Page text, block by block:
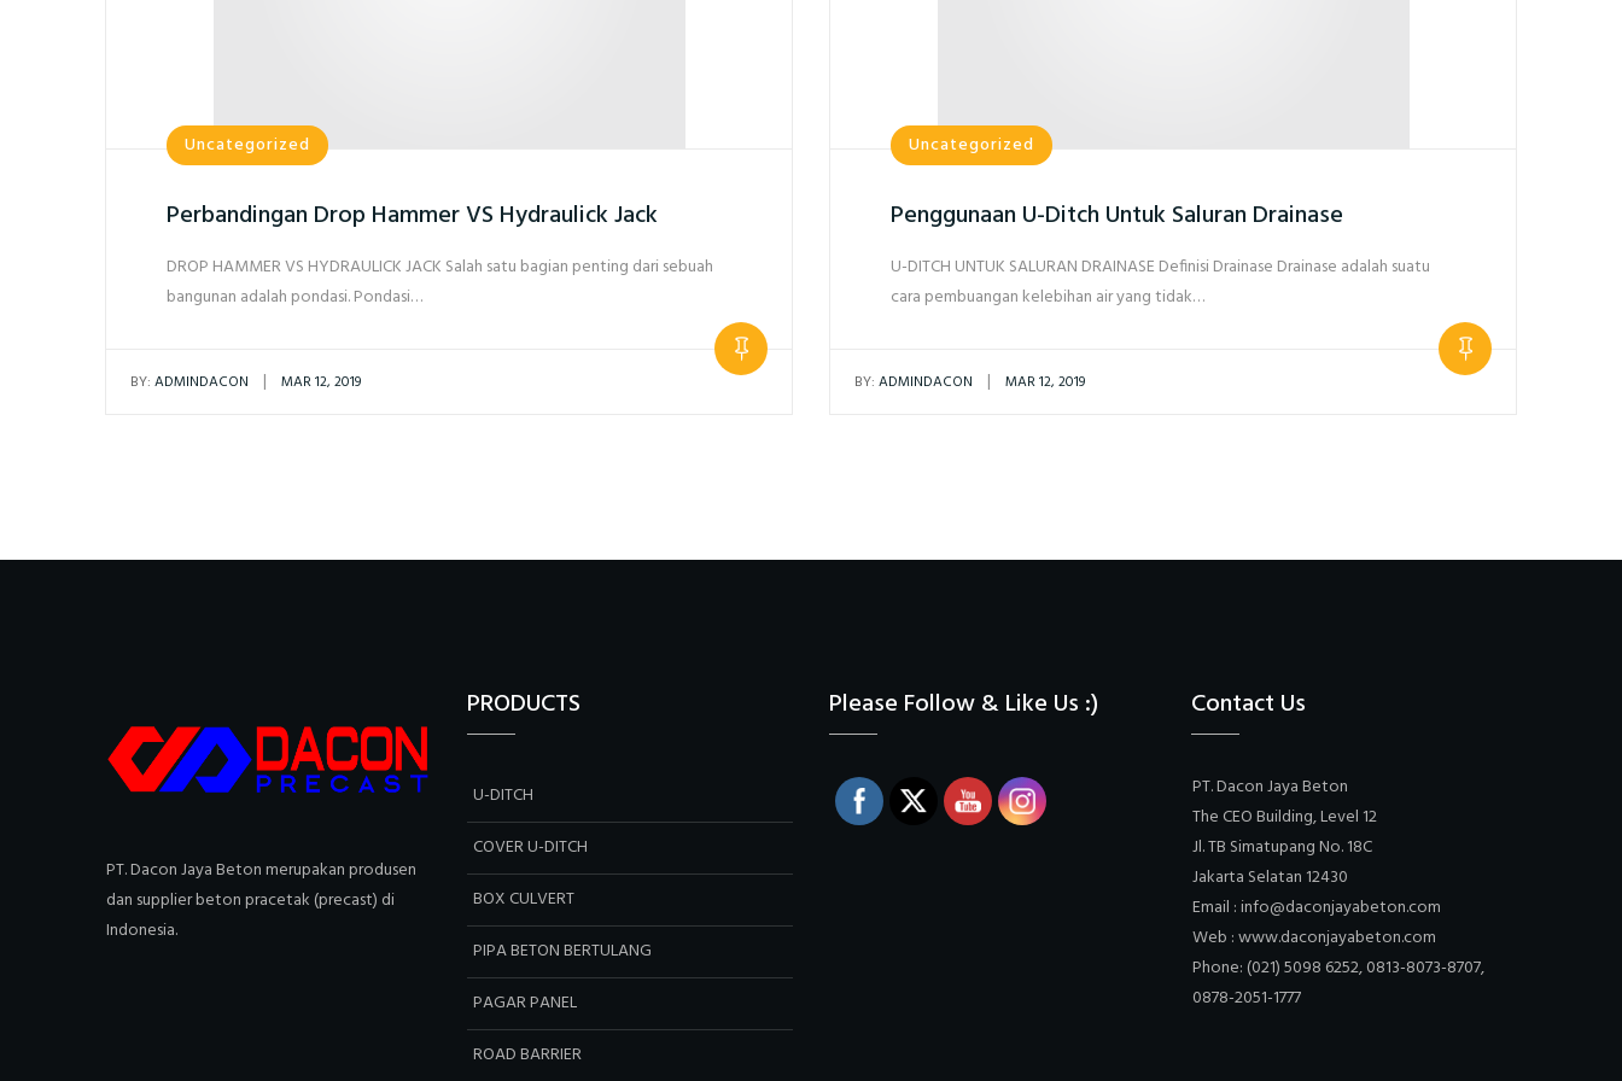
Uncategorized
Perbandingan Drop Hammer VS Hydraulick Jack
DROP HAMMER VS HYDRAULICK JACK Salah satu bagian penting dari sebuah
bangunan adalah pondasi. Pondasi…
BY: ADMINDACON | MAR 12, 2019
Uncategorized
Penggunaan U-Ditch Untuk Saluran Drainase
U-DITCH UNTUK SALURAN DRAINASE Definisi Drainase Drainase adalah suatu
cara pembuangan kelebihan air yang tidak…
BY: ADMINDACON | MAR 12, 2019
PT. Dacon Jaya Beton merupakan produsen
dan supplier beton pracetak (precast) di
Indonesia.
PRODUCTS
U-DITCH
COVER U-DITCH
BOX CULVERT
PIPA BETON BERTULANG
PAGAR PANEL
ROAD BARRIER
Please Follow & Like Us :) Contact Us
PT. Dacon Jaya Beton
The CEO Building, Level 12
Jl. TB Simatupang No. 18C
Jakarta Selatan 12430
Email : info@daconjayabeton.com
Web : www.daconjayabeton.com
Phone: (021) 5098 6252, 0813-8073-8707,
0878-2051-1777